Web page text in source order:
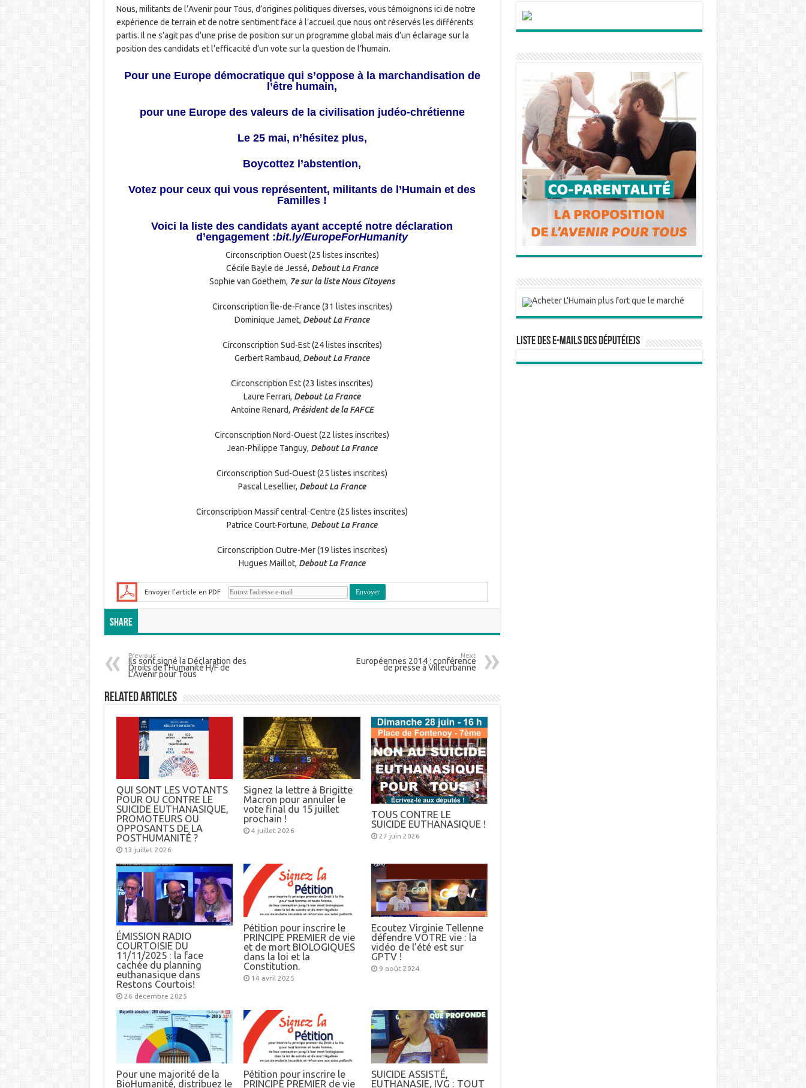
Nous, militants de l’Avenir pour Tous, d’origines politiques diverses, vous témoignons ici de notre
expérience de terrain et de notre sentiment face à l’accueil que nous ont réservés les différents
partis. Il ne s’agit pas d’une prise de position sur un programme global mais d’un éclairage sur la
position des candidats et l’efficacité d’un vote sur la question de l’humain.
Pour une Europe démocratique qui s’oppose à la marchandisation de
l’être humain,
pour une Europe des valeurs de la civilisation judéo-chrétienne
Le 25 mai, n’hésitez plus,
Boycottez l’abstention,
Votez pour ceux qui vous représentent, militants de l’Humain et des
Familles !
Voici la liste des candidats ayant accepté notre déclaration
d’engagement :bit.ly/EuropeForHumanity
Circonscription Ouest (25 listes inscrites)
Cécile Bayle de Jessé, Debout La France
Sophie van Goethem, 7e sur la liste Nous Citoyens
Circonscription Île-de-France (31 listes inscrites)
Dominique Jamet, Debout La France
Circonscription Sud-Est (24 listes inscrites)
Gerbert Rambaud, Debout La France
Circonscription Est (23 listes inscrites)
Laure Ferrari, Debout La France
Antoine Renard, Président de la FAFCE
Circonscription Nord-Ouest (22 listes inscrites)
Jean-Philippe Tanguy, Debout La France
Circonscription Sud-Ouest (25 listes inscrites)
Pascal Lesellier, Debout La France
Circonscription Massif central-Centre (25 listes inscrites)
Patrice Court-Fortune, Debout La France
Circonscription Outre-Mer (19 listes inscrites)
Hugues Maillot, Debout La France
Envoyer l'article en PDF
Share
Previous
Ils sont signé la Déclaration des
Droits de l’Humanité H/F de
L’Avenir pour Tous
Next
Européennes 2014 : conférence
de presse à Villeurbanne
Related Articles
QUI SONT LES VOTANTS
POUR OU CONTRE LE
SUICIDE EUTHANASIQUE,
PROMOTEURS OU
OPPOSANTS DE LA
POSTHUMANITÉ ?
13 juillet 2026
Signez la lettre à Brigitte
Macron pour annuler le
vote final du 15 juillet
prochain !
4 juillet 2026
TOUS CONTRE LE
SUICIDE EUTHANASIQUE !
27 juin 2026
ÉMISSION RADIO
COURTOISIE DU
11/11/2025 : la face
cachée du planning
euthanasique dans
Restons Courtois!
26 décembre 2025
Pétition pour inscrire le
PRINCIPE PREMIER de vie
et de mort BIOLOGIQUES
dans la loi et la
Constitution.
14 avril 2025
Ecoutez Virginie Tellenne
défendre VOTRE vie : la
vidéo de l’été est sur
GPTV !
9 août 2024
Pour une majorité de la
BioHumanité, distribuez le
Pétition pour inscrire le
PRINCIPE PREMIER de vie
SUICIDE ASSISTÉ,
EUTHANASIE, IVG : TOUT
Liste des e-mails des député(e)s